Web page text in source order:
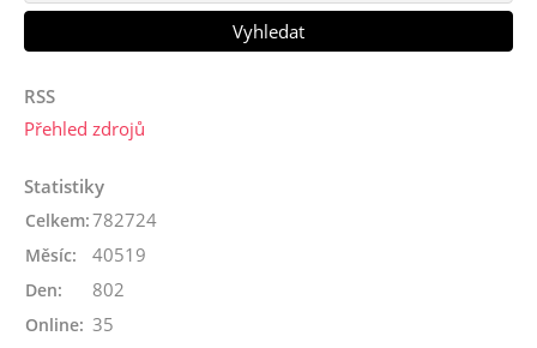
RSS
Přehled zdrojů
Statistiky
Online: 35
Celkem:782724
Měsíc: 40519
Den: 802